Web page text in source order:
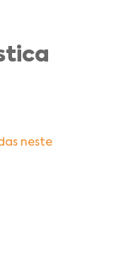
neste